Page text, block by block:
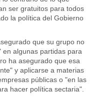
ser gratuitos para todos
la política del Gobierno
que su grupo no
algunas partidas para
ha asegurado que esa
y aplicarse a materias
públicas o "en las
hacer política sectaria".